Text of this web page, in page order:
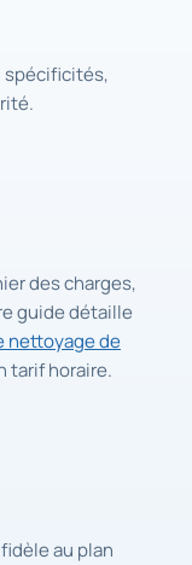
spécificités,
des charges,
guide détaille
nettoyage de
tarif horaire.
au plan